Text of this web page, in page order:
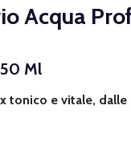
Acqua
50 Ml
tonico e vitale,